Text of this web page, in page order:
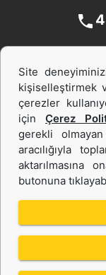
İş
İkinci el
Gizlilik
Site
kişiselleştirmek
çerezler
için Çerez
gerekli
aracılığıyla
aktarılmasına
butonuna